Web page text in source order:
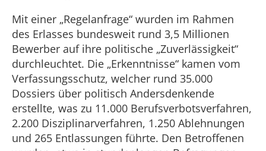
Mit einer „Regelanfrage“ wurden im Rahmen
des Erlasses bundesweit rund 3,5 Millionen
Bewerber auf ihre politische „Zuverlässigkeit“
durchleuchtet. Die „Erkenntnisse“ kamen vom
Verfassungsschutz, welcher rund 35.000
Dossiers über politisch Andersdenkende
erstellte, was zu 11.000 Berufsverbotsverfahren,
2.200 Disziplinarverfahren, 1.250 Ablehnungen
und 265 Entlassungen führte. Den Betroffenen